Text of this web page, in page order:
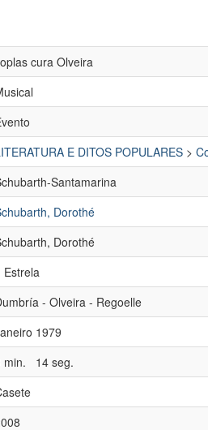
cura Olveira
E DITOS POPULARES >
Santamarina
Dorothé
Dorothé
Estrela
- Olveira - Regoelle
1979
min. 14 seg.